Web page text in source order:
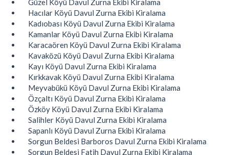
Güzel Köyü Davul Zurna Ekibi Kiralama
Hacılar Köyü Davul Zurna Ekibi Kiralama
Kadıobası Köyü Davul Zurna Ekibi Kiralama
Kamanlar Köyü Davul Zurna Ekibi Kiralama
Karacaören Köyü Davul Zurna Ekibi Kiralama
Kavaközü Köyü Davul Zurna Ekibi Kiralama
Kayı Köyü Davul Zurna Ekibi Kiralama
Kırkkavak Köyü Davul Zurna Ekibi Kiralama
Meyvabükü Köyü Davul Zurna Ekibi Kiralama
Özçaltı Köyü Davul Zurna Ekibi Kiralama
Özköy Köyü Davul Zurna Ekibi Kiralama
Salihler Köyü Davul Zurna Ekibi Kiralama
Sapanlı Köyü Davul Zurna Ekibi Kiralama
Sorgun Beldesi Barboros Davul Zurna Ekibi Kiralama
Sorgun Beldesi Fatih Davul Zurna Ekibi Kiralama